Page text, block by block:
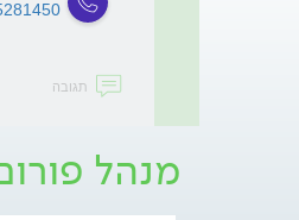
תגובה
מנהל